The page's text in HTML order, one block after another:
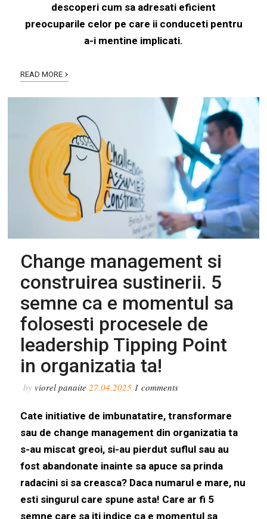
descoperi cum sa adresati eficient
preocuparile celor pe care ii conduceti pentru
a-i mentine implicati.
READ MORE ›
Change management si
construirea sustinerii. 5
semne ca e momentul sa
folosesti procesele de
leadership Tipping Point
in organizatia ta!
byviorel panaite 27.04.2025 1comments
Cate initiative de imbunatatire, transformare
sau de change management din organizatia ta
s-au miscat greoi, si-au pierdut suflul sau au
fost abandonate inainte sa apuce sa prinda
radacini si sa creasca? Daca numarul e mare, nu
esti singurul care spune asta! Care ar fi 5
semne care sa iti indice ca e momentul sa